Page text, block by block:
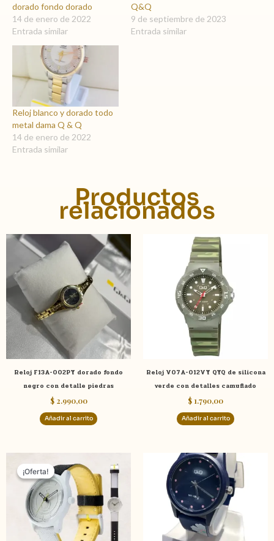
dorado fondo dorado
14 de enero de 2022
Entrada similar
Q&Q
9 de septiembre de 2023
Entrada similar
Reloj blanco y dorado todo
metal dama Q & Q
14 de enero de 2022
Entrada similar
Productos
relacionados
Reloj F13A-002PY dorado fondo
negro con detalle piedras
$2.990,00
Añadir al carrito
Reloj V07A-012VY QYQ de silicona
verde con detalles camuflado
$ 1.790,00
Añadir al carrito
¡Oferta!
¡Oferta!
precio
original
era:
$ 1.990,00.
precio
actual
es:
$ 1.490,00.